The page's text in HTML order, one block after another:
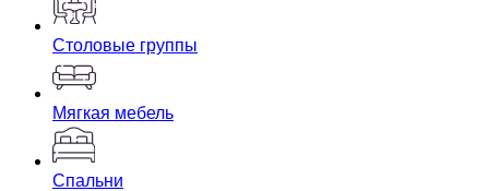
Столовые группы
Мягкая мебель
Спальни